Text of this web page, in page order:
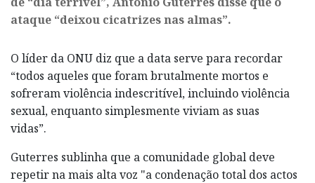
ataque “deixou cicatrizes nas almas”.
O líder da ONU diz que a data serve para recordar
“todos aqueles que foram brutalmente mortos e
sofreram violência indescritível, incluindo violência
sexual, enquanto simplesmente viviam as suas
vidas”.
Guterres sublinha que a comunidade global deve
repetir na mais alta voz "a condenação total dos actos